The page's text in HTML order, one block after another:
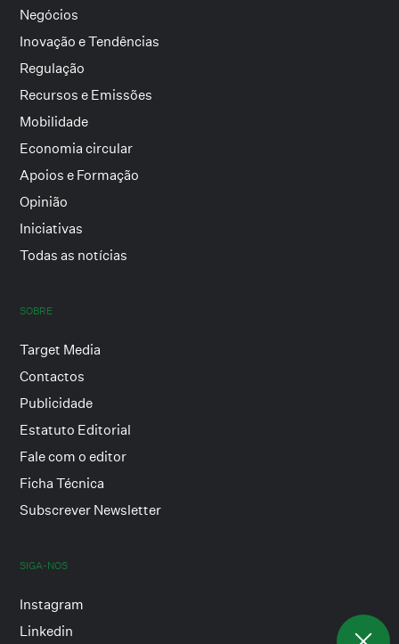
Negócios
Inovação e Tendências
Regulação
Recursos e Emissões
Mobilidade
Economia circular
Apoios e Formação
Opinião
Iniciativas
Todas as notícias
SOBRE
Target Media
Contactos
Publicidade
Estatuto Editorial
Fale com o editor
Ficha Técnica
Subscrever Newsletter
SIGA-NOS
Instagram
Linkedin